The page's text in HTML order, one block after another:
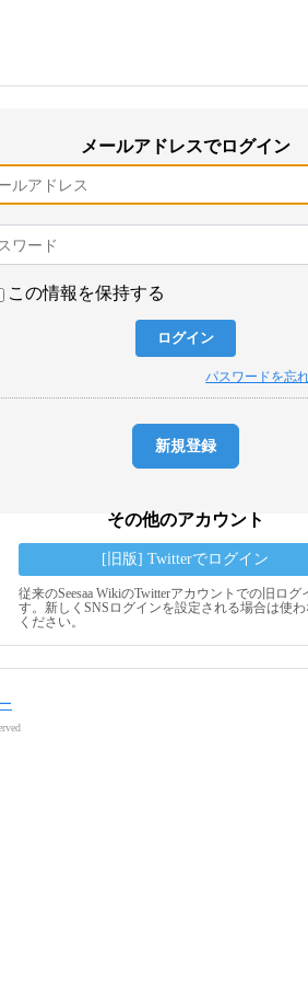
メールアドレスでログイン
この情報を保持する
パスワードを忘
新規登録
その他のアカウント
[旧版] Twitterでログイン
従来のSeesaa WikiのTwitterアカウントでの旧ログ
す。新しくSNSログインを設定される場合は使
ください。